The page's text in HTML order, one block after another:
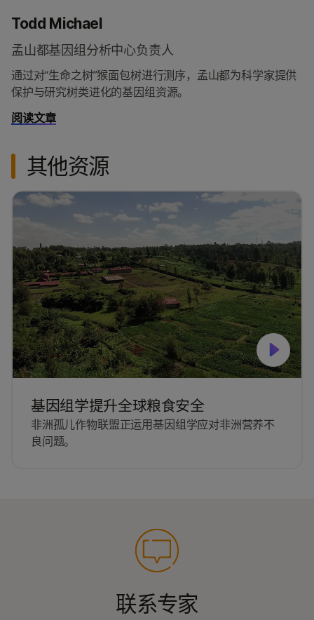
Todd Michael
孟山都基因组分析中心负责人
通过对“生命之树”猴面包树进行测序，孟山都为科学家提供
保护与研究树类进化的基因组资源。
阅读文章
其他资源
基因组学提升全球粮食安全
非洲孤儿作物联盟正运用基因组学应对非洲营养不
良问题。
联系专家